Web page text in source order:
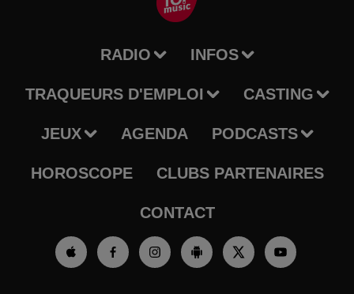
RADIO INFOS
TRAQUEURS D'EMPLOI CASTING
JEUX AGENDA PODCASTS
HOROSCOPE CLUBS PARTENAIRES
CONTACT